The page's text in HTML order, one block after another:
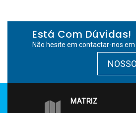
Está Com Dúvidas!
Não hesite em contactar-nos em
MATRIZ